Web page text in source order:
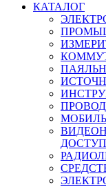
КАТАЛОГ